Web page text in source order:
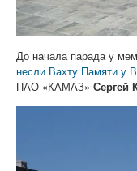
До начала парада у
несли Вахту Памяти у
ПАО «КАМАЗ» Сергей